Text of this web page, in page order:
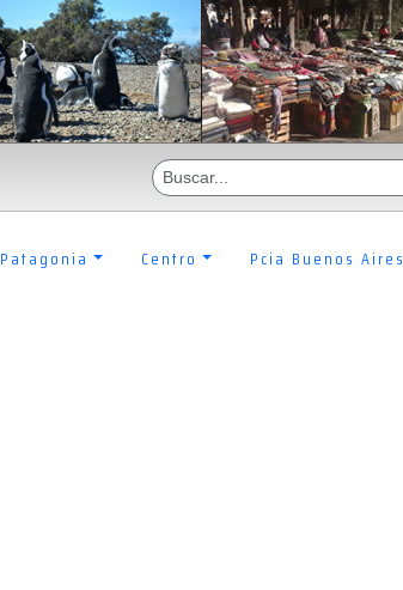
Patagonia Centro Pcia Buenos Aires